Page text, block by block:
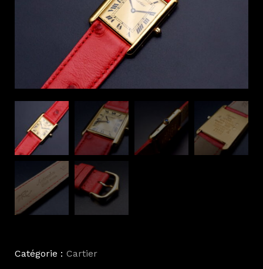
Catégorie : Cartier